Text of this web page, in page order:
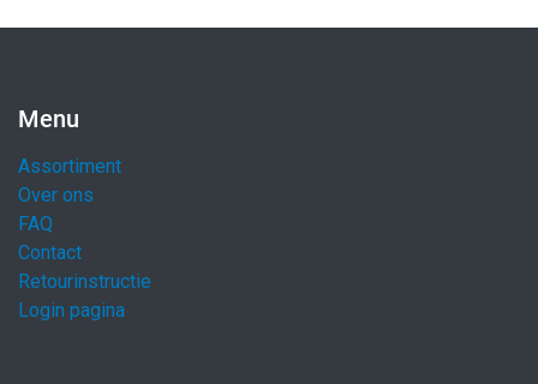
Menu
Assortiment
Over ons
FAQ
Contact
Retourinstructie
Login pagina